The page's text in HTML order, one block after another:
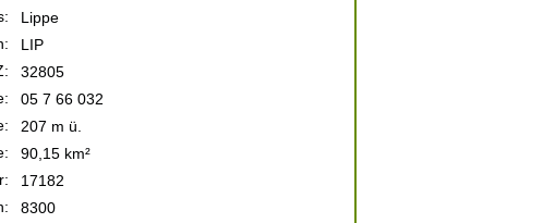
Lippe
LIP
32805
05 7 66 032
207 m ü.
90,15 km²
17182
8300